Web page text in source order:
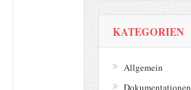
KATEGORIEN
Allgemein
Dokumentationen